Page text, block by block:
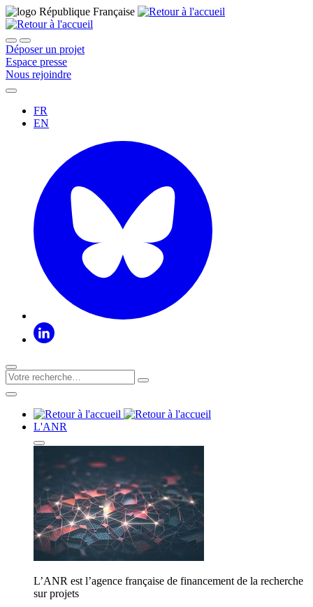
Déposer un projet
Espace presse
Nous rejoindre
FR
EN
L'ANR
L’ANR est l’agence française de financement de la recherche
sur projets